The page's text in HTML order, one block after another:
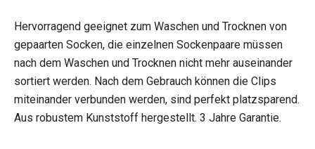
Hervorragend geeignet zum Waschen und Trocknen von
gepaarten Socken, die einzelnen Sockenpaare müssen
nach dem Waschen und Trocknen nicht mehr auseinander
sortiert werden. Nach dem Gebrauch können die Clips
miteinander verbunden werden, sind perfekt platzsparend.
Aus robustem Kunststoff hergestellt. 3 Jahre Garantie.